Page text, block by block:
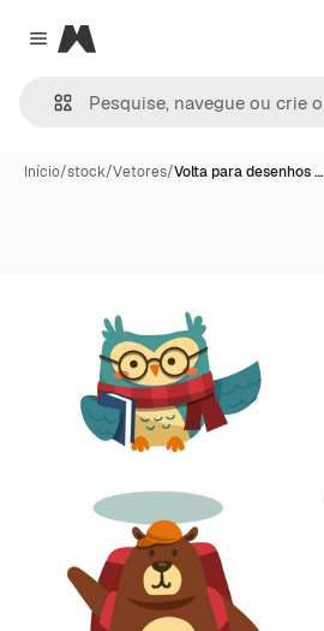
Close menu
Magnific
Início/stock/Vetores/Volta para desenhos …